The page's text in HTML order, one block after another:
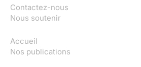
Contactez-nous
Nous soutenir
Accueil
Nos publications